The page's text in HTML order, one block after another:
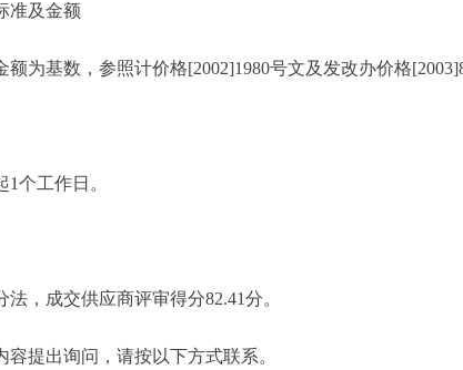
及金额
基数，参照计价格[2002]1980号文及发改办价格
工作日。
成交供应商评审得分82.41分。
提出询问，请按以下方式联系。